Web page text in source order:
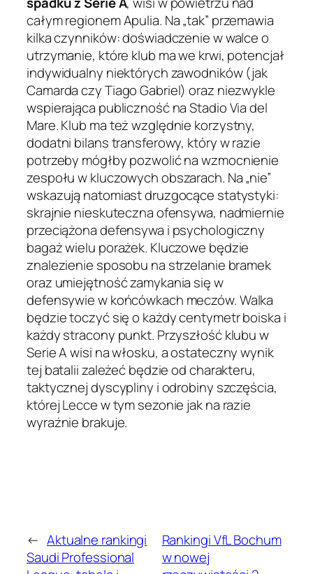
całym regionem Apulia. Na „tak” przemawia
kilka czynników: doświadczenie w walce o
utrzymanie, które klub ma we krwi, potencjał
indywidualny niektórych zawodników (jak
Camarda czy Tiago Gabriel) oraz niezwykle
wspierająca publiczność na Stadio Via del
Mare. Klub ma też względnie korzystny,
dodatni bilans transferowy, który w razie
potrzeby mógłby pozwolić na wzmocnienie
zespołu w kluczowych obszarach. Na „nie”
wskazują natomiast druzgocące statystyki:
skrajnie nieskuteczna ofensywa, nadmiernie
przeciążona defensywa i psychologiczny
bagaż wielu porażek. Kluczowe będzie
znalezienie sposobu na strzelanie bramek
oraz umiejętność zamykania się w
defensywie w końcówkach meczów. Walka
będzie toczyć się o każdy centymetr boiska i
każdy stracony punkt. Przyszłość klubu w
Serie A wisi na włosku, a ostateczny wynik
tej batalii zależeć będzie od charakteru,
taktycznej dyscypliny i odrobiny szczęścia,
której Lecce w tym sezonie jak na razie
wyraźnie brakuje.
← Aktualne rankingi
Saudi Professional
Rankingi VfL Bochum
w nowej